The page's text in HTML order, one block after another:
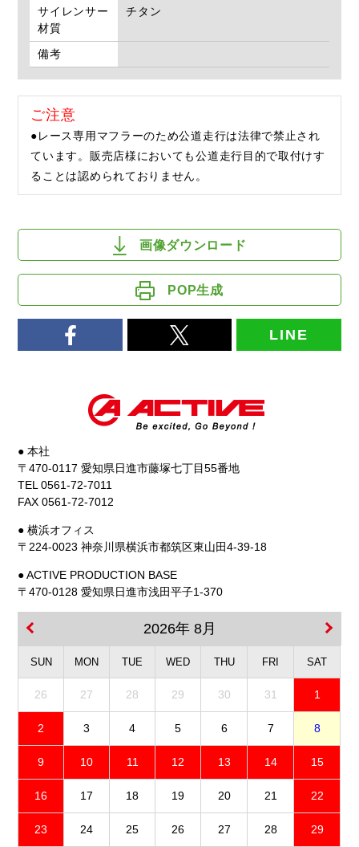
サイレンサー
材質
チタン
備考
ご注意
●レース専用マフラーのため公道走行は法律で禁止され
ています。販売店様においても公道走行目的で取付けす
ることは認められておりません。
画像ダウンロード
POP生成
LINE
● 本社
〒470-0117 愛知県日進市藤塚七丁目55番地
TEL 0561-72-7011
FAX 0561-72-7012
● 横浜オフィス
〒224-0023 神奈川県横浜市都筑区東山田4-39-18
● ACTIVE PRODUCTION BASE
〒470-0128 愛知県日進市浅田平子1-370
2026年 8月
SUN MON TUE WED THU FRI SAT
26 27 28 29 30 31 1
2 3 4 5 6 7 8
9 10 11 12 13 14 15
16 17 18 19 20 21 22
23 24 25 26 27 28 29